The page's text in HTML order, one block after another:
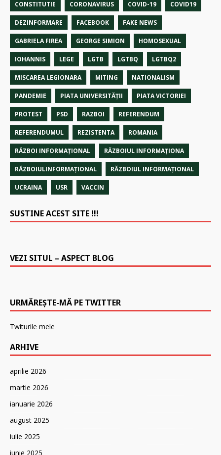
CONSTITUTIE CORONAVIRUS COVID-19 COVID19
DEZINFORMARE FACEBOOK FAKE NEWS
GABRIELA FIREA GEORGE SIMION HOMOSEXUAL
IOHANNIS LEGE LGTB LGTBQ LGTBQ2
MISCAREA LEGIONARA MITING NATIONALISM
PANDEMIE PIATA UNIVERSITĂȚII PIATA VICTORIEI
PROTEST PSD RAZBOI REFERENDUM
REFERENDUMUL REZISTENTA ROMANIA
RĂZBOI INFORMAŢIONAL RĂZBOIUL INFORMAŢIONA
RĂZBOIULINFORMAŢIONAL RĂZBOIUL INFORMAŢIONAL
UCRAINA USR VACCIN
SUSTINE ACEST SITE !!!
VEZI SITUL – ASPECT BLOG
URMĂREȘTE-MĂ PE TWITTER
Twiturile mele
ARHIVE
aprilie 2026
martie 2026
ianuarie 2026
august 2025
iulie 2025
iunie 2025